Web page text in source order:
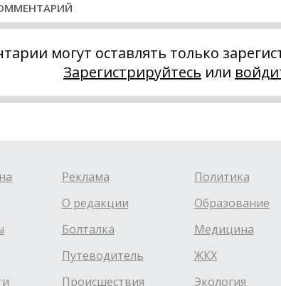
могут оставлять только
Зарегистрируйтесь или
Реклама
О редакции
Болталка
Путеводитель
Происшествия
Политика
Образование
Медицина
ЖКХ
Экология